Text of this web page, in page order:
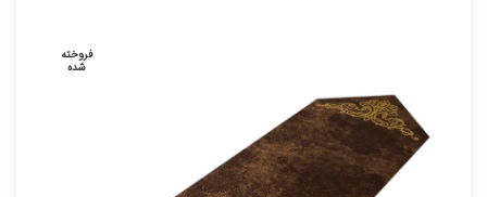
فروخته
شده